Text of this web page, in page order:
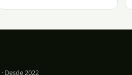
Desde 2022